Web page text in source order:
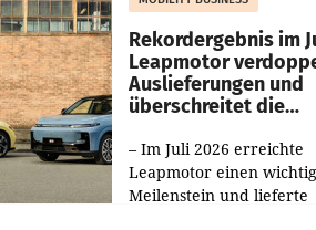
Haag sowie im rund
Rekordergebnis im
Leapmotor
Auslieferungen und
überschreitet die
– Im Juli 2026 erreichte
Leapmotor einen
Meilenstein und lieferte